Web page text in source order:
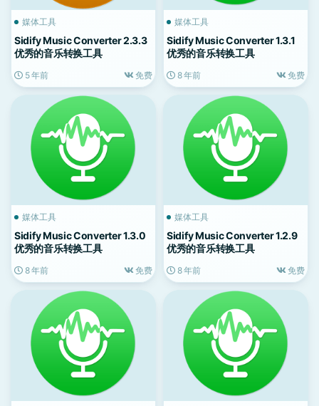
媒体工具
Sidify Music Converter 2.3.3
优秀的音乐转换工具
5 年前 免费
媒体工具
Sidify Music Converter 1.3.1
优秀的音乐转换工具
8 年前 免费
媒体工具
Sidify Music Converter 1.3.0
优秀的音乐转换工具
8 年前 免费
媒体工具
Sidify Music Converter 1.2.9
优秀的音乐转换工具
8 年前 免费